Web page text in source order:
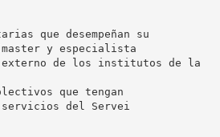
que desempeñan su
y especialista
externo de los institutos de la
que tengan
del Servei